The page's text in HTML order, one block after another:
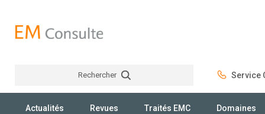
Rechercher Service
Actualités Revues Traités EMC Domaines